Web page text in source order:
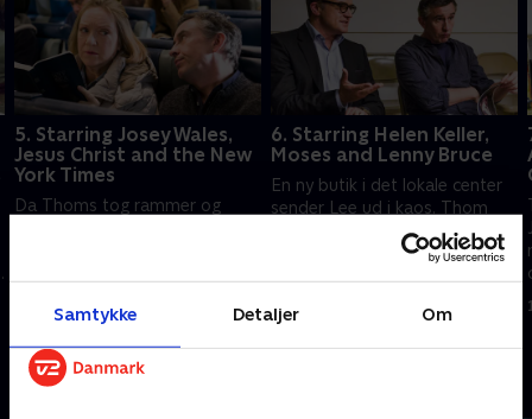
Samtykke Detaljer Om
5. Starring Josey Wales,
Jesus Christ and the New
York Times
Da Thoms tog rammer og
finder et nyt studie.
1. juli 2021 • 22 min
6. Starring Helen Keller,
Moses and Lenny Bruce
En ny butik i det lokale center
sender Lee ud i kaos. Thom
overtager en kampagne og
trøster Larry. Svenskerne vil
1. juli 2021 • 24 min
Andre så også